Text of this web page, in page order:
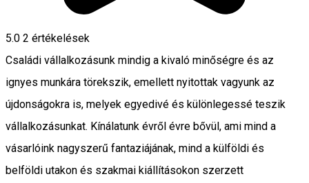
5.0 2 értékelések
Családi vállalkozásunk mindig a kivaló minőségre és az
ignyes munkára törekszik, emellett nyitottak vagyunk az
újdonságokra is, melyek egyedivé és különlegessé teszik
vállalkozásunkat. Kínálatunk évről évre bővül, ami mind a
vásarlóink nagyszerű fantaziájának, mind a külföldi és
belföldi utakon és szakmai kiállításokon szerzett